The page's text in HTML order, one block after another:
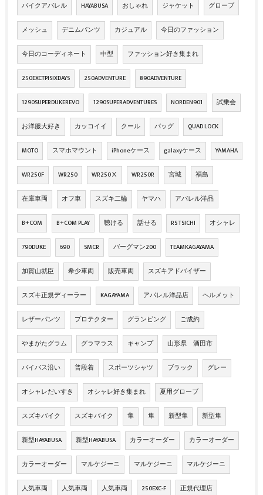
バイクアパレル HAYABUSA おしゃれ ジャケット グローブ
メッシュ デニムパンツ カジュアル 今日のファッション
今日のコーディネート 中型 ファッション好き集まれ
250EXCTPISIXDAYS 250ADVENTURE 890ADVENTURE
1290SUPERDUKEREVO 1290SUPERADVENTURES NORDEN901 試乗会
お洋服大好き カッコイイ クール バッグ QUAD LOCK
MOTO スマホマウント iPhoneケース galaxyケース YAMAHA
WR250F WR250 WR250Ⅹ WR250R 宮城 福島
在庫車両 オフ車 スズキ二輪 ヤマハ アパレル洋品
B+COM B+COM PLAY 聴ける 話せる RS TSICHI オシャレ
790DUKE 690 SMCR バーグマン200 TEAMKAGAYAMA
加賀山就臣 希少車両 販売車両 スズキアドバイザー
スズキ正規ディーラー KAGAYAMA アパレル洋品店 ヘルメット
レザーパンツ プロテクター グランピング ご成約
やまがたグラム グラマラス キャンプ 山形県 酒田市
バイパス沿い 普段着 スポーツシャツ ブラック グレー
オシャレだいすき オシャレ好き集まれ 夏用グローブ
スズキバイク スズキバイク 隼 隼 新型隼 新型隼
新型HAYABUSA 新型HAYABUSA カラーオーダー カラーオーダー
カラーオーダー マルケジーニ マルケジーニ マルケジーニ
人気車両 人気車両 人気車両 250EXC-F 正規代理店